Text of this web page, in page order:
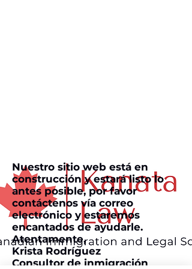
Nuestro sitio web está en
construcción y estará listo lo
antes posible, por favor
contáctenos vía correo
electrónico y estaremos
encantados de ayudarle.
Atentamente,
Krista Rodríguez
Consultor de inmigración